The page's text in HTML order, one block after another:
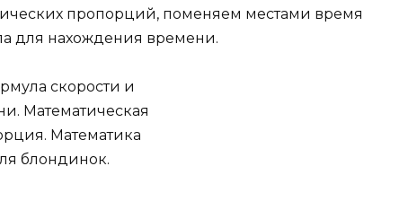
пропорций, поменяем местами время
для нахождения времени.